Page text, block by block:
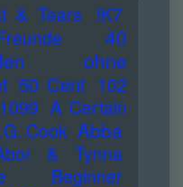
& Tears
!K7
40
ohne
50 Cent 102
A Certain
Cook Abba
& Tynna
Beginner